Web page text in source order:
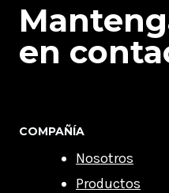
en
COMPAÑÍA
Nosotros
Productos